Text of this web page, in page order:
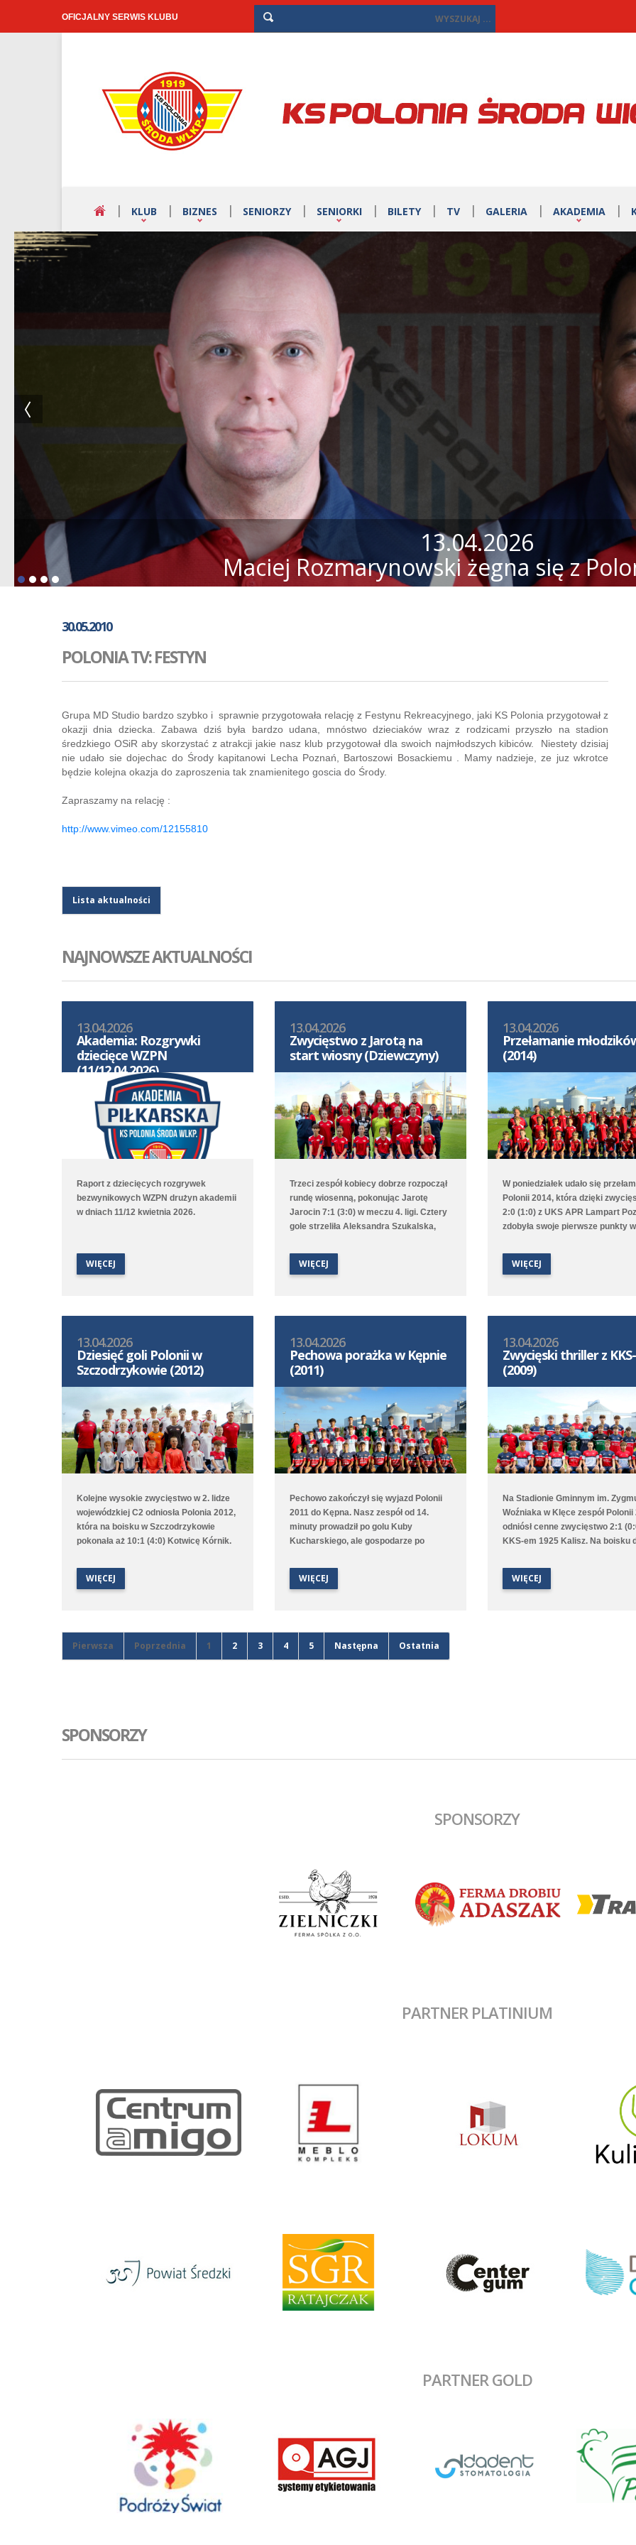
OFICJALNY SERWIS KLUBU
KLUB BIZNES SENIORZY SENIORKI BILETY TV GALERIA AKADEMIA
13.04.2026
Maciej Rozmarynowski żegna się z
30.05.2010
POLONIA TV: FESTYN
Grupa MD Studio bardzo szybko i sprawnie przygotowała relację z Festynu Rekreacyjnego, jaki KS Polonia przygotował z
okazji dnia dziecka. Zabawa dziś była bardzo udana, mnóstwo dzieciaków wraz z rodzicami przyszło na stadion
średzkiego OSiR aby skorzystać z atrakcji jakie nasz klub przygotował dla swoich najmłodszych kibiców. Niestety dzisiaj
nie udało sie dojechac do Środy kapitanowi Lecha Poznań, Bartoszowi Bosackiemu . Mamy nadzieje, ze juz wkrotce
będzie kolejna okazja do zaproszenia tak znamienitego goscia do Środy.
Zapraszamy na relację :
http://www.vimeo.com/12155810
Lista aktualności
NAJNOWSZE AKTUALNOŚCI
13.04.2026
Akademia: Rozgrywki
dziecięce WZPN
(11/12.04.2026)
Raport z dziecięcych rozgrywek
bezwynikowych WZPN drużyn akademii
w dniach 11/12 kwietnia 2026.
WIĘCEJ
13.04.2026
Zwycięstwo z Jarotą na
start wiosny (Dziewczyny)
Trzeci zespół kobiecy dobrze rozpoczął
rundę wiosenną, pokonując Jarotę
Jarocin 7:1 (3:0) w meczu 4. ligi. Cztery
gole strzeliła Aleksandra Szukalska,
wynik ustaliła Alicja Doros. Trampkarki
przegrały 1:6 z UKS APR Lampart
WIĘCEJ
13.04.2026
Przełamanie
(2014)
W poniedziałek udało się
Polonii 2014, która dzięki
2:0 (1:0) z UKS APR Lampart
zdobyła swoje pierwsze punkty w
D2. Bramki na wagę trzech
strzelili Witold Artomski i Karol
WIĘCEJ
13.04.2026
Dziesięć goli Polonii w
Szczodrzykowie (2012)
Kolejne wysokie zwycięstwo w 2. lidze
wojewódzkiej C2 odniosła Polonia 2012,
która na boisku w Szczodrzykowie
pokonała aż 10:1 (4:0) Kotwicę Kórnik.
skompletował Karol Marciniak. Drugi
zespół, który rywalizuje w 2. lidze
WIĘCEJ
13.04.2026
Pechowa porażka w Kępnie
(2011)
Pechowo zakończył się wyjazd Polonii
2011 do Kępna. Nasz zespół od 14.
minuty prowadził po golu Kuby
Kucharskiego, ale gospodarze po
czasie gry niestety zdobyli
zwycięskiego gola. Lepiej spisała się
tym meczu popisał się Jan Marciniak.
WIĘCEJ
13.04.2026
Zwycięski thriller z
(2009)
Na Stadionie Gminnym im.
Woźniaka w Klęce zespół Polonii
odniósł cenne zwycięstwo 2:1
KKS-em 1925 Kalisz. Na boisku
choć to Poloniści byli stroną
dominującą. W 68. minucie
WIĘCEJ
Pierwsza Poprzednia 1 2 3 4 5 Następna Ostatnia
SPONSORZY
SPONSORZY
PARTNER PLATINIUM
PARTNER GOLD